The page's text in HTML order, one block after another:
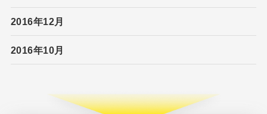
2016年12月
2016年10月